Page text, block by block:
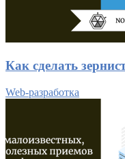
Как сделать
Web-разработка